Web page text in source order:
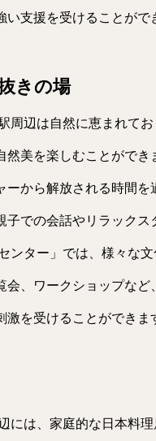
支援を受けることがで
きの場
周辺は自然に恵まれて
然美を楽しむことがで
から解放される時間を
での会話やリラックス
ンター」では、様々な
会、ワークショップな
を受けることができま
には、家庭的な日本料